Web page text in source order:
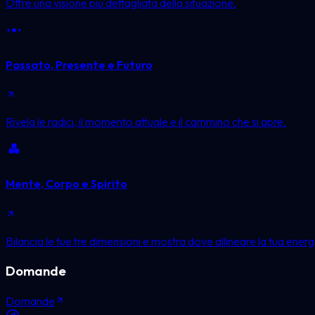
Passato, Presente e Futuro
Rivela le radici, il momento attuale e il cammino che si apre.
Mente, Corpo e Spirito
Bilancia le tue tre dimensioni e mostra dove allineare la tua
Domande
Domande